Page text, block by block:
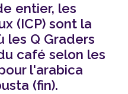
entier, les
(ICP) sont la
les Q Graders
café selon les
l'arabica
(fin).